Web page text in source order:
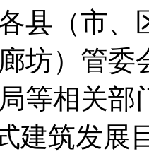
各县（市
坊）管
等相关部
建筑发